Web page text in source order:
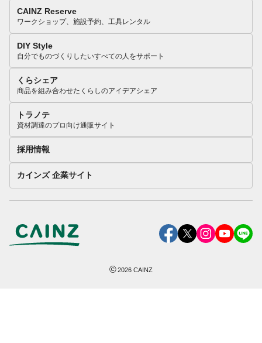
CAINZ Reserve
ワークショップ、施設予約、工具レンタル
DIY Style
自分でものづくりしたいすべての人をサポート
くらシェア
商品を組み合わせたくらしのアイデアシェア
トラノテ
資材調達のプロ向け通販サイト
採用情報
カインズ 企業サイト
©2026 CAINZ